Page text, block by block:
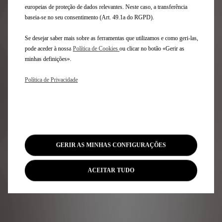
DS ÉDITION FRANCE
Escolha um motor
europeias de proteção de dados relevantes. Neste caso, a transferência
baseia-se no seu consentimento (Art. 49.1a do RGPD).
Se desejar saber mais sobre as ferramentas que utilizamos e como geri-las,
pode aceder à nossa Política de Cookies ou clicar no botão «Gerir as
minhas definições».
Política de Privacidade
GERIR AS MINHAS CONFIGURAÇÕES
ACEITAR TUDO